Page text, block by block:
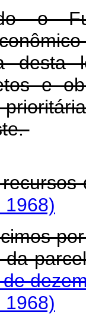
o
desta
e
1968)
da
1968)